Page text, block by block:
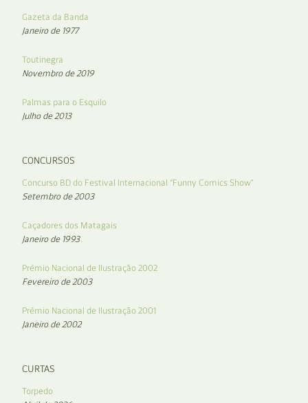
Gazeta da Banda
Janeiro de 1977
Toutinegra
Novembro de 2019
Palmas para o Esquilo
Julho de 2013
CONCURSOS
Concurso BD do Festival Internacional “Funny Comics Show”
Setembro de 2003
Caçadores dos Matagais
Janeiro de 1993
Prémio Nacional de Ilustração 2002
Fevereiro de 2003
Prémio Nacional de Ilustração 2001
Janeiro de 2002
CURTAS
Torpedo